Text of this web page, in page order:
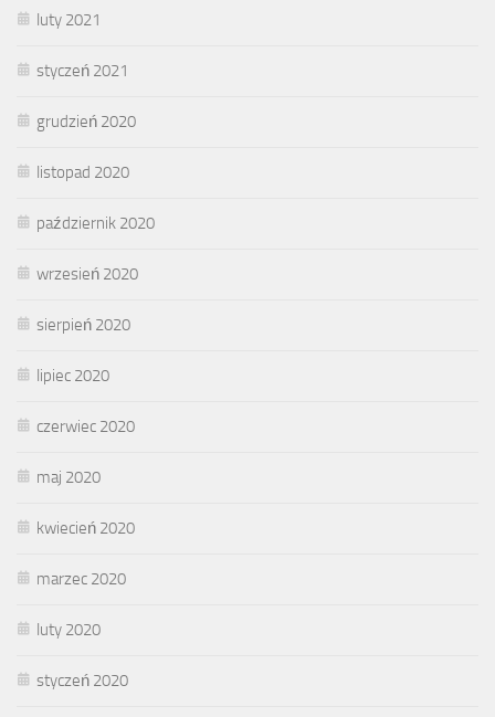
luty 2021
styczeń 2021
grudzień 2020
listopad 2020
październik 2020
wrzesień 2020
sierpień 2020
lipiec 2020
czerwiec 2020
maj 2020
kwiecień 2020
marzec 2020
luty 2020
styczeń 2020